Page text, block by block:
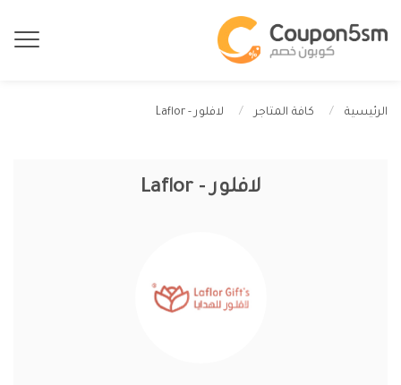
الرئيسية كافة المتاجر لافلور - Laflor
لافلور - Laflor